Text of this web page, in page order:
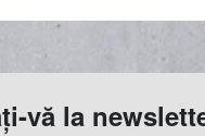
vă la